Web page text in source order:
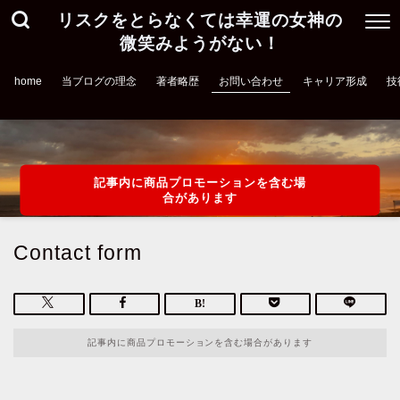
リスクをとらなくては幸運の女神の
微笑みようがない！
home 当ブログの理念 著者略歴 お問い合わせ キャリア形成 技
記事内に商品プロモーションを含む場
合があります
Contact form
記事内に商品プロモーションを含む場合があります